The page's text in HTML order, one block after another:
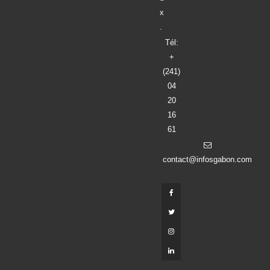
x
.
Tél:
+
(241)
04
20
16
61
contact@infosgabon.com